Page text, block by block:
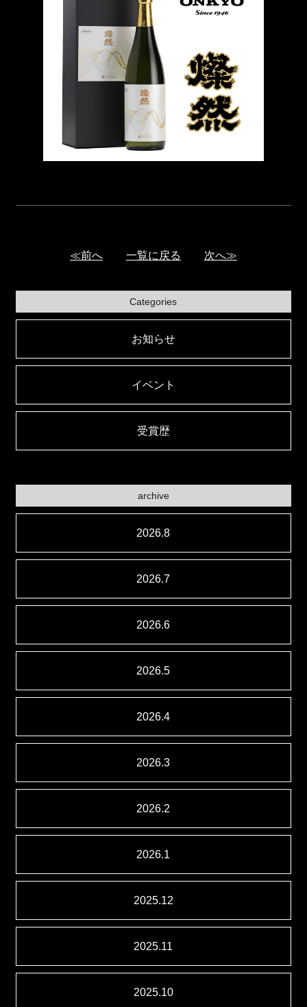
≪前へ 一覧に戻る 次へ≫
Categories
お知らせ
イベント
受賞歴
archive
2026.8
2026.7
2026.6
2026.5
2026.4
2026.3
2026.2
2026.1
2025.12
2025.11
2025.10